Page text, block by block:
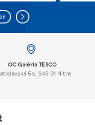
OC Galéria TESCO
5b, 949 01 Nitra